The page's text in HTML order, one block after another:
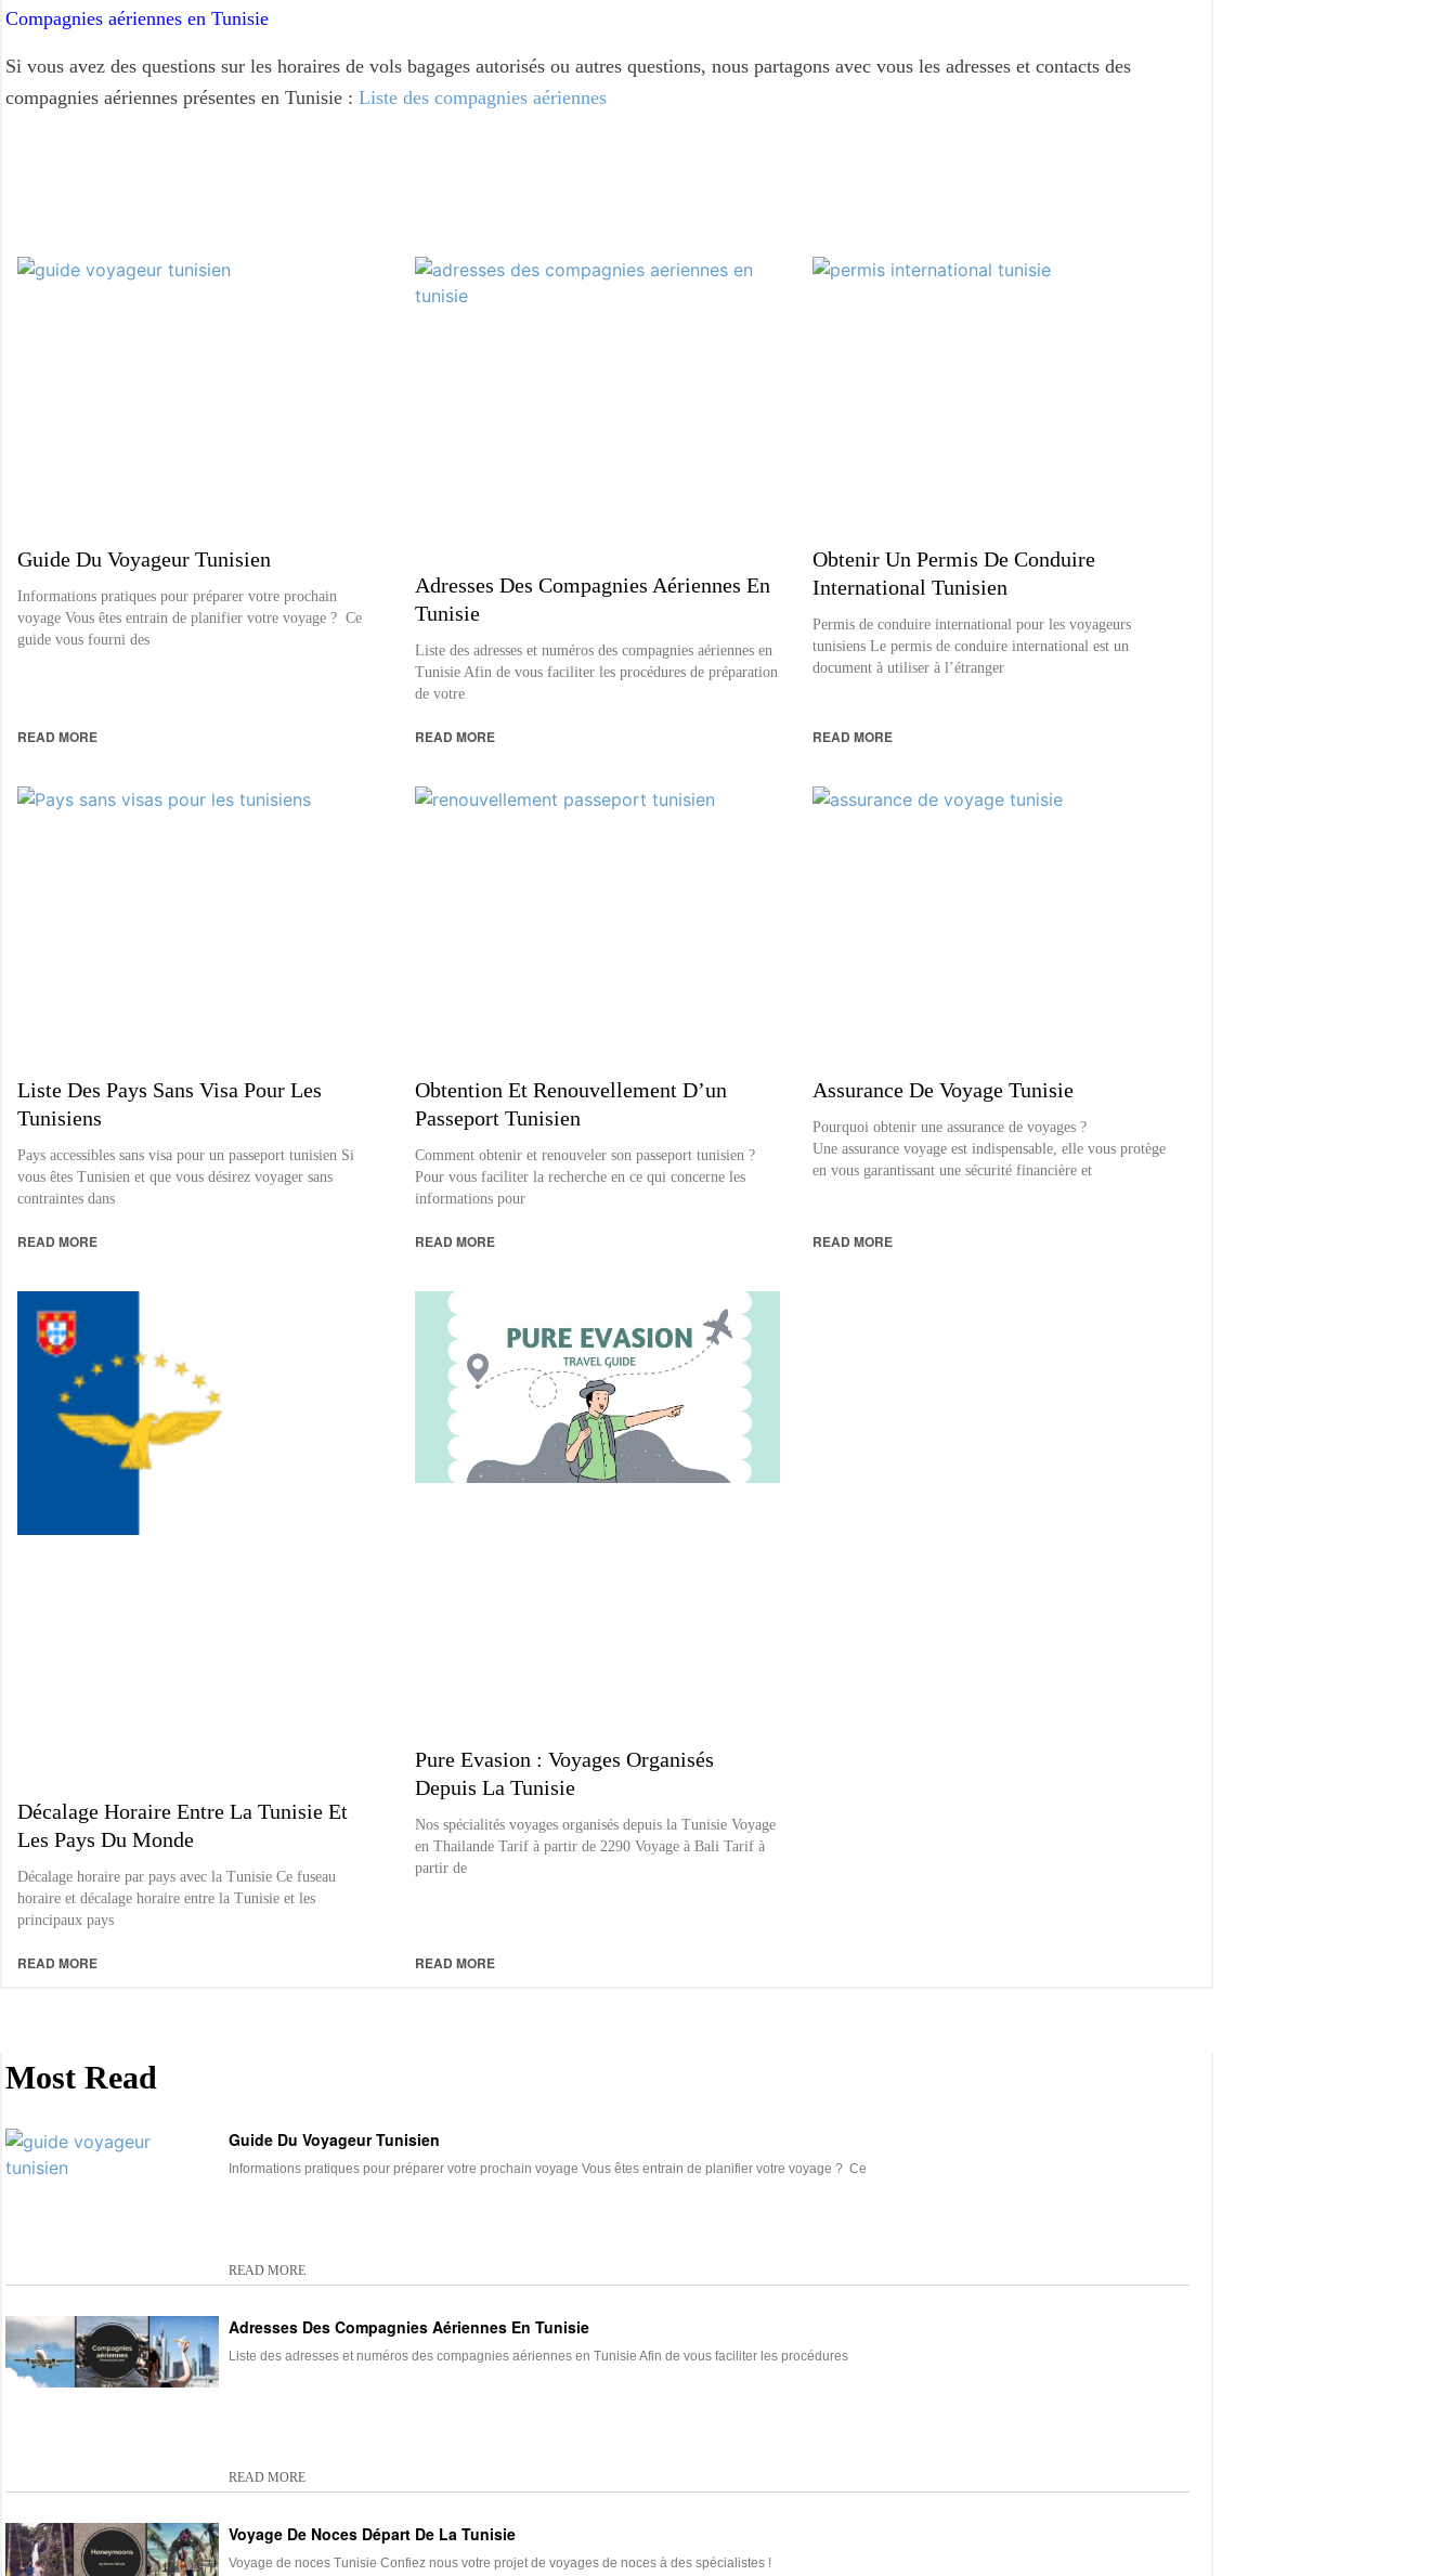
Compagnies aériennes en Tunisie
Si vous avez des questions sur les horaires de vols bagages autorisés ou autres questions, nous partagons avec vous les adresses et contacts des
compagnies aériennes présentes en Tunisie : Liste des compagnies aériennes
Guide Du Voyageur Tunisien
Informations pratiques pour préparer votre prochain
voyage Vous êtes entrain de planifier votre voyage ? Ce
guide vous fourni des
READ MORE
Adresses Des Compagnies Aériennes En
Tunisie
Liste des adresses et numéros des compagnies aériennes en
Tunisie Afin de vous faciliter les procédures de préparation
de votre
READ MORE
Obtenir Un Permis De Conduire
International Tunisien
Permis de conduire international pour les voyageurs
tunisiens Le permis de conduire international est un
document à utiliser à l’étranger
READ MORE
Liste Des Pays Sans Visa Pour Les
Tunisiens
Pays accessibles sans visa pour un passeport tunisien Si
vous êtes Tunisien et que vous désirez voyager sans
contraintes dans
READ MORE
Obtention Et Renouvellement D’un
Passeport Tunisien
Comment obtenir et renouveler son passeport tunisien ?
Pour vous faciliter la recherche en ce qui concerne les
informations pour
READ MORE
Assurance De Voyage Tunisie
Pourquoi obtenir une assurance de voyages ?
Une assurance voyage est indispensable, elle vous protège
en vous garantissant une sécurité financière et
READ MORE
Décalage Horaire Entre La Tunisie Et
Les Pays Du Monde
Décalage horaire par pays avec la Tunisie Ce fuseau
horaire et décalage horaire entre la Tunisie et les
principaux pays
READ MORE
Pure Evasion : Voyages Organisés
Depuis La Tunisie
Nos spécialités voyages organisés depuis la Tunisie Voyage
en Thailande Tarif à partir de 2290 Voyage à Bali Tarif à
partir de
READ MORE
Most Read
Guide Du Voyageur Tunisien
Informations pratiques pour préparer votre prochain voyage Vous êtes entrain de planifier votre voyage ? Ce
READ MORE
Adresses Des Compagnies Aériennes En Tunisie
Liste des adresses et numéros des compagnies aériennes en Tunisie Afin de vous faciliter les procédures
READ MORE
Voyage De Noces Départ De La Tunisie
Voyage de noces Tunisie Confiez nous votre projet de voyages de noces à des spécialistes !